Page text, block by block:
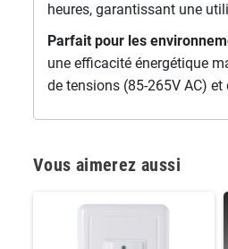
heures, garantissant une
Parfait pour les
une efficacité énergétique
de tensions (85-265V AC)
Vous aimerez aussi